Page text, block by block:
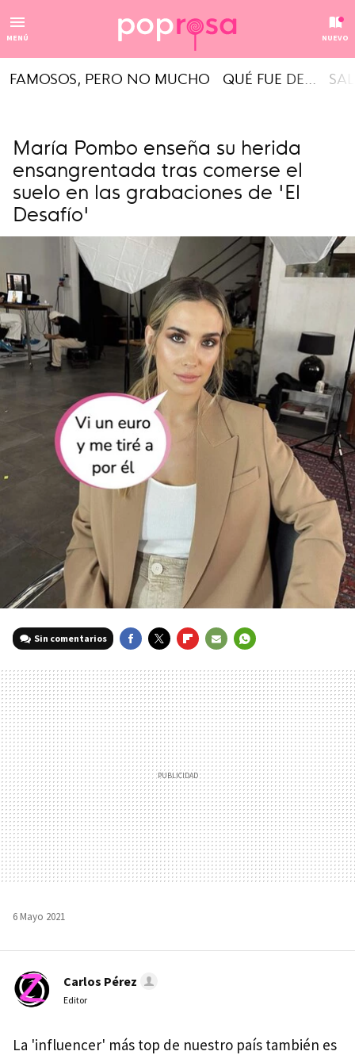
MENÚ NUEVO
FAMOSOS, PERO NO MUCHO QUÉ FUE DE...
María Pombo enseña su herida
ensangrentada tras comerse el
suelo en las grabaciones de 'El
Desafío'
Sin comentarios
MAIL
6 Mayo 2021
Carlos Pérez
Editor
La 'influencer' más top de nuestro país también es